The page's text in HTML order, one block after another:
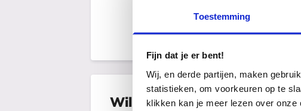
Toestemming
Fijn dat je er bent!
Wij, en derde partijen, maken
statistieken, om voorkeuren op te
klikken kan je meer lezen over
Wil je een partner